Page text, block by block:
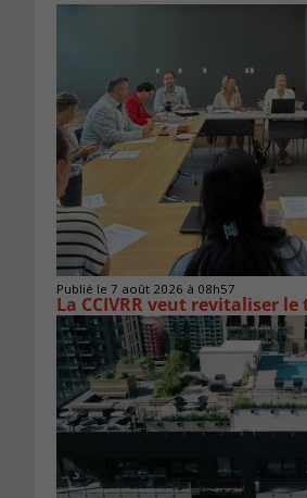
Publié le 7 août 2026 à 08h57
La CCIVRR veut revitaliser